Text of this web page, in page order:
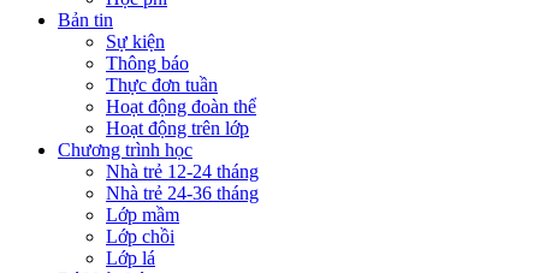
Bản tin
Sự kiện
Thông báo
Thực đơn tuần
Hoạt động đoàn thể
Hoạt động trên lớp
Chương trình học
Nhà trẻ 12-24 tháng
Nhà trẻ 24-36 tháng
Lớp mầm
Lớp chồi
Lớp lá